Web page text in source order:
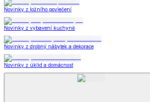
Novinky z ložního povlečení
Novinky z vybavení kuchyně
Novinky z drobný nábytek a dekorace
Novinky z úklid a domácnost